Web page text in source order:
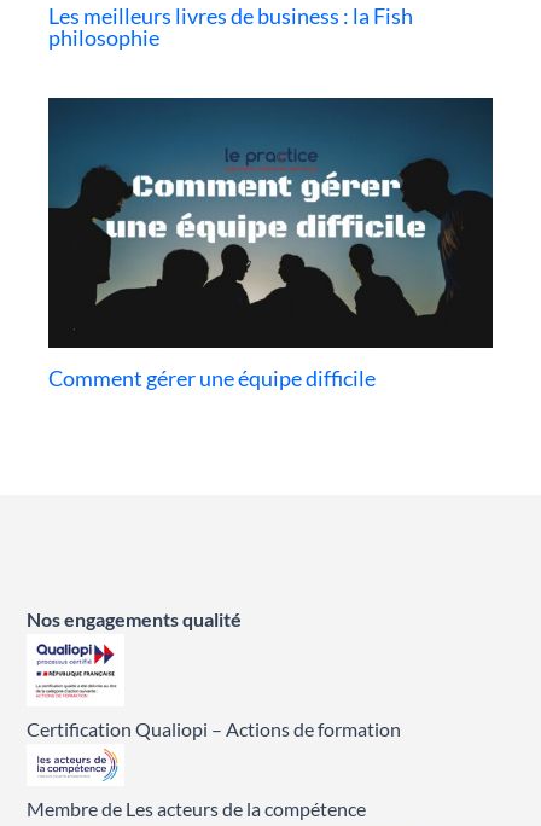
Les meilleurs livres de business : la Fish
philosophie
Comment gérer une équipe difficile
Nos engagements qualité
Certification Qualiopi – Actions de formation
Membre de Les acteurs de la compétence